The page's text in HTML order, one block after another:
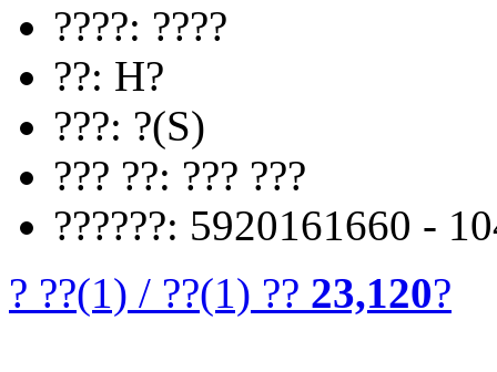
????: ????
??: H?
???: ?(S)
??? ??: ??? ???
??????: 5920161660 -
? ??(1) / ??(1) ?? 23,120?